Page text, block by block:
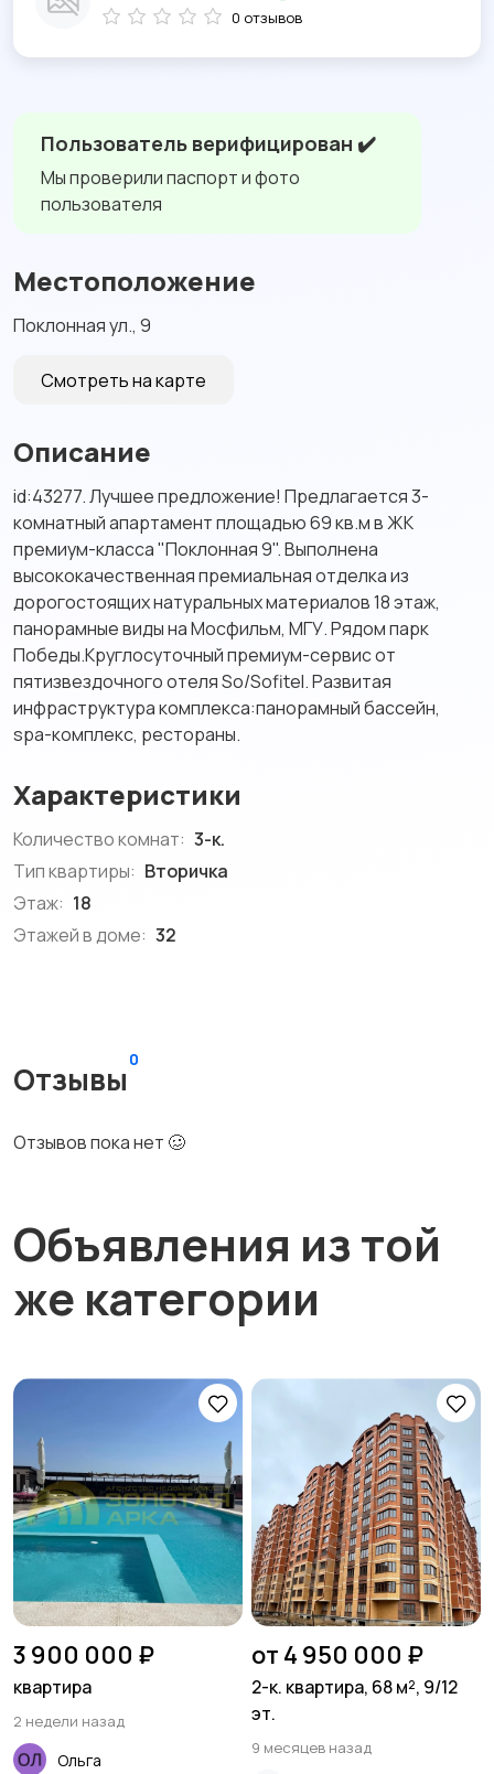
Пользователь верифицирован ✔️
Мы проверили паспорт и фото
пользователя
Местоположение
Поклонная ул., 9
Смотреть на карте
Описание
id:43277. Лучшее предложение! Предлагается 3-
комнатный апартамент площадью 69 кв.м в ЖК
премиум-класса "Поклонная 9". Выполнена
высококачественная премиальная отделка из
дорогостоящих натуральных материалов 18 этаж,
панорамные виды на Мосфильм, МГУ. Рядом парк
Победы.Круглосуточный премиум-сервис от
пятизвездочного отеля So/Sofitel. Развитая
инфраструктура комплекса:панорамный бассейн,
spa-комплекс, рестораны.
Характеристики
Количество комнат: 3-к.
Тип квартиры: Вторичка
Этаж: 18
Этажей в доме: 32
Отзывы
0
Отзывов пока нет 🥴
0 отзывов
Объявления из той
же категории
3 900 000 ₽
квартира
2 недели назад
Ольга
от 4 950 000 ₽
2-к. квартира, 68 м², 9/12
эт.
9 месяцев назад